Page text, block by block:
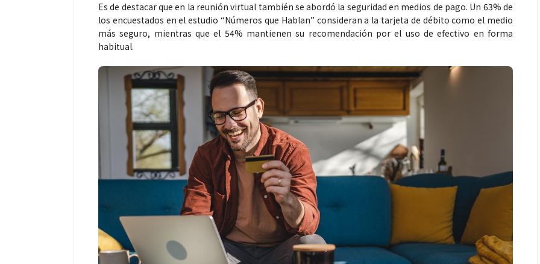
Es de destacar que en la reunión virtual también se abordó la seguridad en medios de pago. Un 63% de
los encuestados en el estudio “Números que Hablan” consideran a la tarjeta de débito como el medio
más seguro, mientras que el 54% mantienen su recomendación por el uso de efectivo en forma
habitual.
Día Mundial Contra La
alertan sobre los riesgos
productos “DETOX”
Salud
¿Qué comer antes de un partido
de fútbol? La estrategia que
usan los atletas para rendir
mejor
El cuidado de la piel va mucho
más allá del rostro: cada zona
merece una atención específica